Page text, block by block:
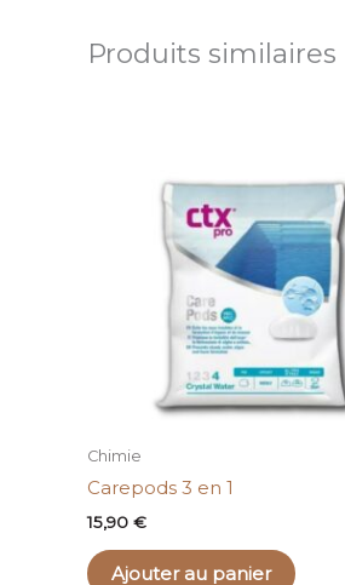
Produits similaires
Chimie
Carepods 3 en 1
15,90 €
Ajouter au panier